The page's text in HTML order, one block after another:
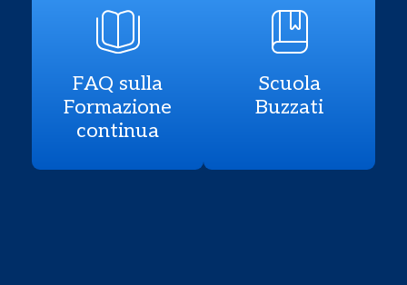
FAQ sulla
Formazione
continua
Scuola
Buzzati